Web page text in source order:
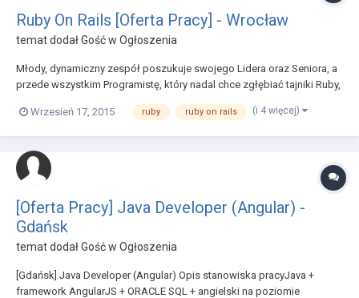
Ruby On Rails [Oferta Pracy] - Wrocław
temat dodał Gość w Ogłoszenia
Młody, dynamiczny zespół poszukuje swojego Lidera oraz Seniora, a
przede wszystkim Programistę, który nadal chce zgłębiać tajniki Ruby,
bezpośrednio na etat, gwarantując zatrudnienie w jednym z najprężniej
Wrzesień 17, 2015 ruby ruby on rails (i 4 więcej)
[Oferta Pracy] Java Developer (Angular) -
Gdańsk
temat dodał Gość w Ogłoszenia
[Gdańsk] Java Developer (Angular) Opis stanowiska pracyJava +
framework AngularJS + ORACLE SQL + angielski na poziomie